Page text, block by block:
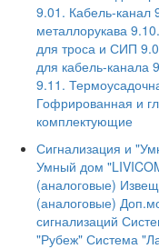
9.01. Кабель-канал
металлорукава
для троса и СИП
для кабель-канала
9.11.
Гофрированная и
комплектующие
Сигнализация и
Умный дом
(аналоговые)
(аналоговые)
сигнализаций
"Рубеж" Система